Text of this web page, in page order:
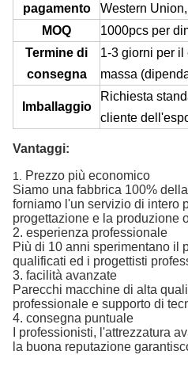
pagamento
Western
MOQ
1000pcs per
Termine di
consegna
1-3 giorni per
massa
Imballaggio
Richiesta
cliente
Vantaggi:
1.
Prezzo più economico
Siamo una fabbrica 100%
forniamo l'un servizio di intero
progettazione e la produzione
2. esperienza professionale
Più di 10 anni sperimentano il
qualificati ed i progettisti
3. facilità avanzate
Parecchi macchine di alta
professionale e supporto di
4. consegna puntuale
I professionisti, l'attrezzatura
la buona reputazione